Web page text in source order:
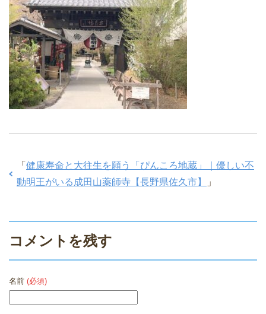
「 健康寿命と大往生を願う「ぴんころ地蔵」｜優しい不
動明王がいる成田山薬師寺【長野県佐久市】
」
コメントを残す
名前 (必須)